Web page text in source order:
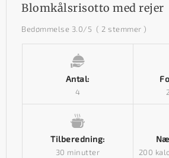
Blomkålsrisotto med rejer
Bedømmelse 3.0/5 ( 2 stemmer )
Antal:
4
Tilberedning:
30 minutter
200